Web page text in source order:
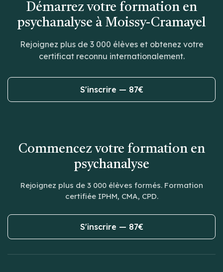
Démarrez votre formation en
psychanalyse à Moissy-Cramayel
Rejoignez plus de 3 000 élèves et obtenez votre
certificat reconnu internationalement.
S'inscrire — 87€
Commencez votre formation en
psychanalyse
Rejoignez plus de 3 000 élèves formés. Formation
certifiée IPHM, CMA, CPD.
S'inscrire — 87€